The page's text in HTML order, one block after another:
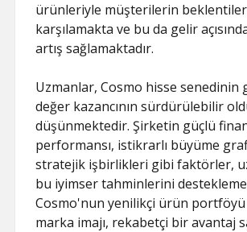
ürünleriyle müşterilerin
karşılamakta ve bu da gelir
artış sağlamaktadır.
Uzmanlar, Cosmo hisse senedinin
değer kazancının sürdürülebilir
düşünmektedir. Şirketin güçlü
performansı, istikrarlı büyüme
stratejik işbirlikleri gibi faktörler,
bu iyimser tahminlerini
Cosmo'nun yenilikçi ürün portföyü
marka imajı, rekabetçi bir avantaj